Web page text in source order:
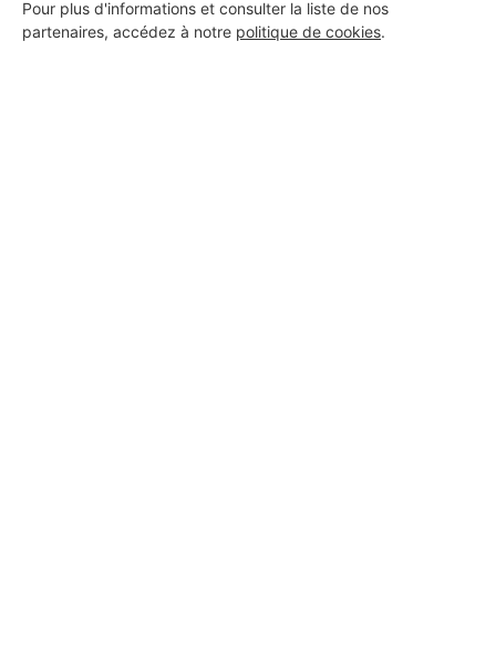
Pour plus d'informations et consulter la liste de nos
partenaires, accédez à notre politique de cookies.
géographique.